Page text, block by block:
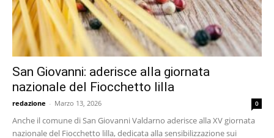
San Giovanni: aderisce alla giornata
nazionale del Fiocchetto lilla
redazione - Marzo 13, 2026 0
Anche il comune di San Giovanni Valdarno aderisce alla XV giornata
nazionale del Fiocchetto lilla, dedicata alla sensibilizzazione sui